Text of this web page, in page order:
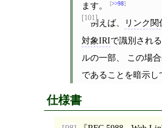
ます。
>>98
[101]例えば、 リンク関
対象IRIで識別される
ルの一部、 この場
であることを暗示し
仕様書